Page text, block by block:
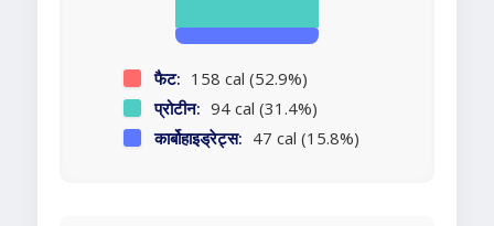
फैट: 158 cal (52.9%)
प्रोटीन: 94 cal (31.4%)
कार्बोहाइड्रेट्स: 47 cal (15.8%)